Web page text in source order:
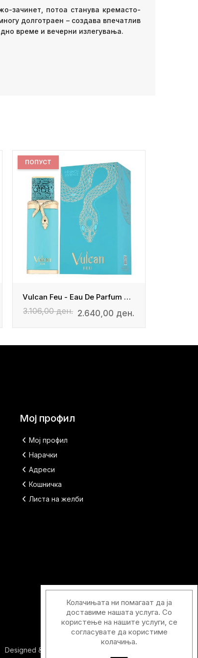
зачинет, потоа станува кремасто-
долготраен – создава впечатлив
време и вечерни излегувања.
Vulcan Feu - Eau De Parfum Unisex
ПОПУСТ
3.106,00 ден. 2.640,00 ден.
Мој профил
Мој профил
Нарачки
Адреси
Кошничка
Листа на желби
Designed & Developed with
Колачињата ни помагаат да ја
доставиме нашата услуга. Со
користење на нашите услуги, се
согласувате да користиме
колачиња.